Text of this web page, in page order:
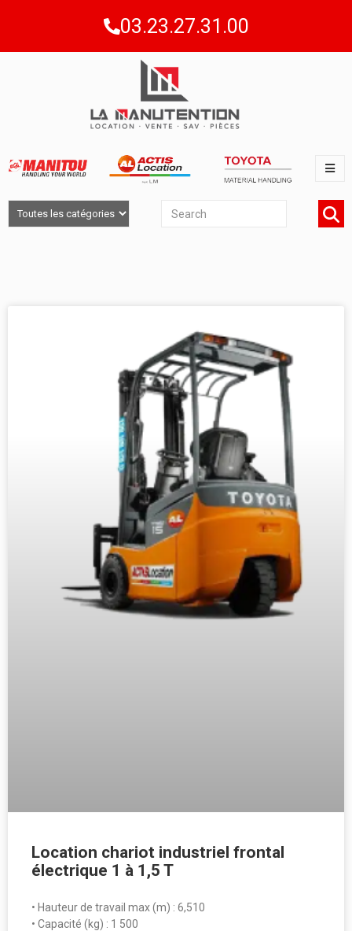
03.23.27.31.00
LOCATION CHARIOTS FRONTAUX
INDUSTRIELS ÉLECTRIQUES 3 ROUES
Location chariot industriel frontal
électrique 1 à 1,5 T
• Hauteur de travail max (m) : 6,510
• Capacité (kg) : 1 500